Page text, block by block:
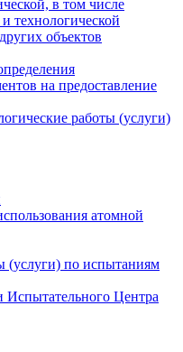
в том числе
технологической
объектов
на предоставление
работы (услуги)
атомной
(услуги) по испытаниям
Испытательного Центра